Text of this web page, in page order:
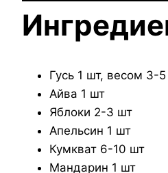
Гусь 1 шт, весом 3-5
Айва 1 шт
Яблоки 2-3 шт
Апельсин 1 шт
Кумкват 6-10 шт
Мандарин 1 шт